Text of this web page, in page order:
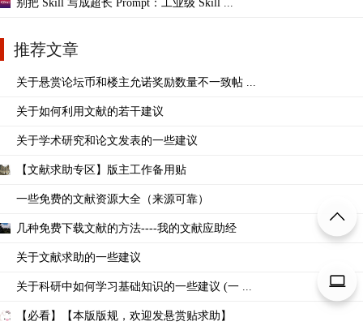
别把 Skill 写成超长 Prompt：工业级 Skill ...
推荐文章
关于悬赏论坛币和楼主允诺奖励数量不一致帖 ...
关于如何利用文献的若干建议
关于学术研究和论文发表的一些建议
【文献求助专区】版主工作备用贴
一些免费的文献资源大全（来源可靠）
几种免费下载文献的方法----我的文献应助经
关于文献求助的一些建议
关于科研中如何学习基础知识的一些建议 (一 ...
【必看】【本版版规，欢迎发悬赏贴求助】